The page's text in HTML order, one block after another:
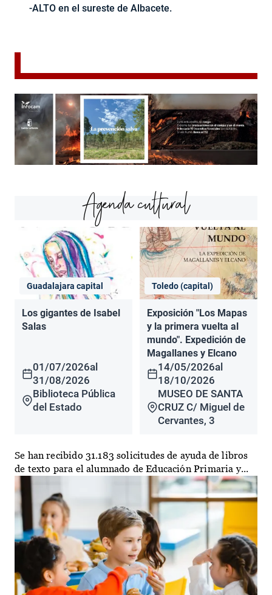
-ALTO en el sureste de Albacete.
Agenda cultural
Guadalajara capital
Los gigantes de Isabel
Salas
01/07/2026al
31/08/2026
Biblioteca Pública
del Estado
Toledo (capital)
Exposición "Los Mapas
y la primera vuelta al
mundo". Expedición de
Magallanes y Elcano
14/05/2026al
18/10/2026
MUSEO DE SANTA
CRUZ C/ Miguel de
Cervantes, 3
Se han recibido 31.183 solicitudes de ayuda de libros
de texto para el alumnado de Educación Primaria y...